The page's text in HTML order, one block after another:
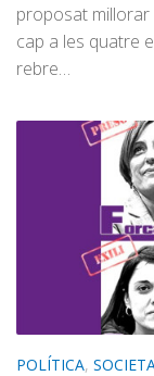
proposat
cap a les quatre
rebre…
POLÍTICA,